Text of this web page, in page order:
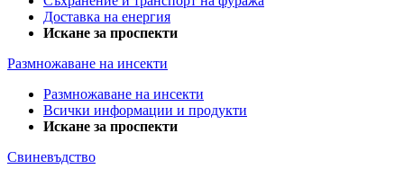
Доставка на енергия
Искане за проспекти
Размножаване на инсекти
Размножаване на инсекти
Всички информации и продукти
Искане за проспекти
Свиневъдство